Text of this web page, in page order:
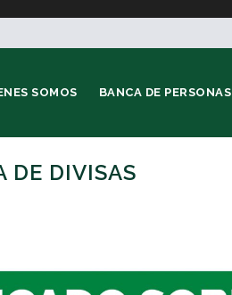
SOMOS BANCA DE PERSONAS
DE DIVISAS